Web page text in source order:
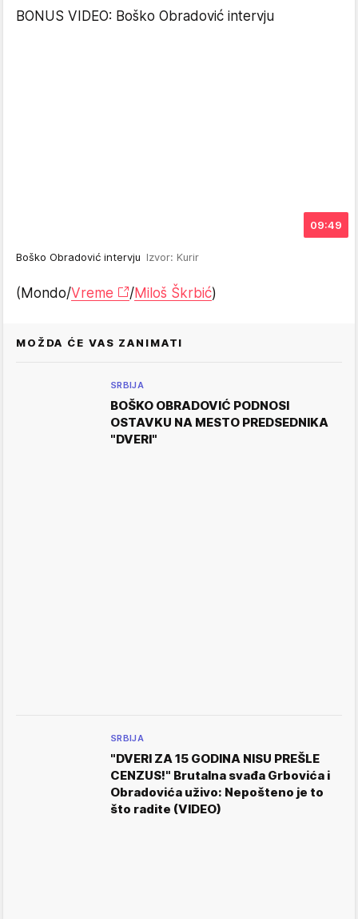
BONUS VIDEO: Boško Obradović intervju
09:49
Boško Obradović intervju Izvor: Kurir
(Mondo/Vreme /Miloš Škrbić)
MOŽDA ĆE VAS ZANIMATI
SRBIJA
BOŠKO OBRADOVIĆ PODNOSI
OSTAVKU NA MESTO PREDSEDNIKA
"DVERI"
SRBIJA
"DVERI ZA 15 GODINA NISU PREŠLE
CENZUS!" Brutalna svađa Grbovića i
Obradovića uživo: Nepošteno je to
što radite (VIDEO)